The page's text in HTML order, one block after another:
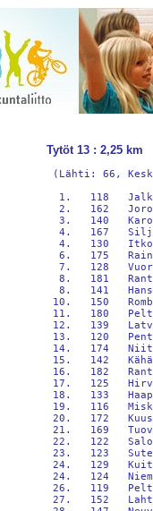
Tytöt 13 : 2,25 km
(Lähti: 66,
1.   118
2.   162
3.   140
4.   167
4.   130
6.   175
7.   128
8.   181
8.   141
10.   150
11.   180
12.   139
13.   120
14.   174
15.   142
16.   182
17.   125
18.   133
19.   116
20.   172
21.   169
22.   122
23.   123
24.   129
24.   124
26.   119
27.   152